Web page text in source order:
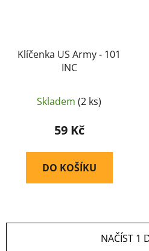
Klíčenka US Army - 101
INC
Skladem (2 ks)
59 Kč
DO KOŠÍKU
NAČÍST 1